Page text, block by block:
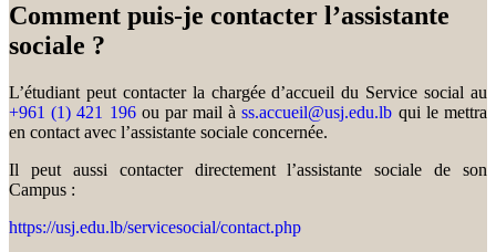
Comment puis-je contacter l’assistante
sociale ?
L’étudiant peut contacter la chargée d’accueil du Service social au
+961 (1) 421 196ou par mail àss.accueil@usj.edu.lb qui le mettra
en contact avec l’assistante sociale concernée.
Il peut aussi contacter directement l’assistante sociale de son
Campus :
https://usj.edu.lb/servicesocial/contact.php